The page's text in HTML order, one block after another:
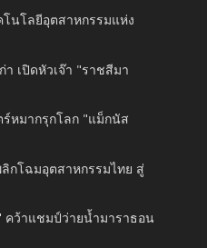
โนโลยีอุตสาหกรรมแห่ง
เปิดหัวเจ๊า "ราชสีมา
หมากรุกโลก "แม็กนัส
ลิกโฉมอุตสาหกรรมไทย สู่
ว้าแชมป์ว่ายน้ำมาราธอน